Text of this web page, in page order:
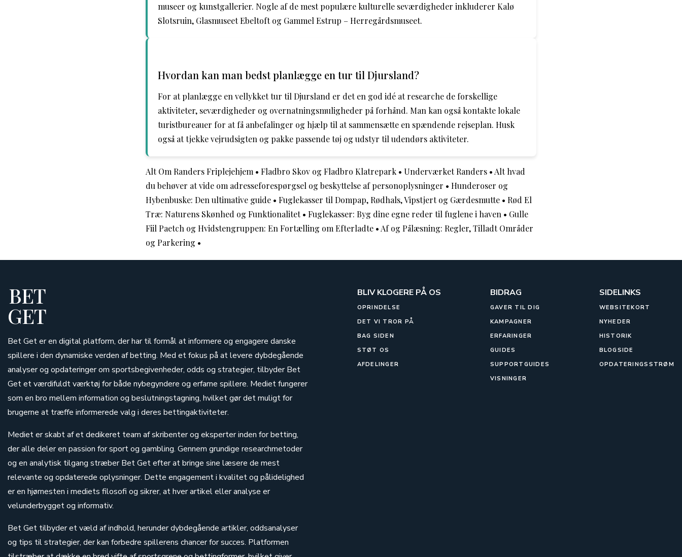
museer og kunstgallerier. Nogle af de mest populære kulturelle seværdigheder inkluderer Kalø
Slotsruin, Glasmuseet Ebeltoft og Gammel Estrup – Herregårdsmuseet.
Hvordan kan man bedst planlægge en tur til Djursland?
For at planlægge en vellykket tur til Djursland er det en god idé at researche de forskellige
aktiviteter, seværdigheder og overnatningsmuligheder på forhånd. Man kan også kontakte lokale
turistbureauer for at få anbefalinger og hjælp til at sammensætte en spændende rejseplan. Husk
også at tjekke vejrudsigten og pakke passende tøj og udstyr til udendørs aktiviteter.
Alt Om Randers Friplejehjem • Fladbro Skov og Fladbro Klatrepark • Underværket Randers • Alt hvad
du behøver at vide om adresseforespørgsel og beskyttelse af personoplysninger • Hunderoser og
Hybenbuske: Den ultimative guide • Fuglekasser til Dompap, Rødhals, Vipstjert og Gærdesmutte • Rød El
Træ: Naturens Skønhed og Funktionalitet• Fuglekasser: Byg dine egne reder til fuglene i haven • Gulle
Fiil Paetch og Hvidstengruppen: En Fortælling om Efterladte • Af og Pålæsning: Regler, Tilladt Områder
og Parkering •
BET
GET
Bet Get er en digital platform, der har til formål at informere og engagere danske
spillere i den dynamiske verden af betting. Med et fokus på at levere dybdegående
analyser og opdateringer om sportsbegivenheder, odds og strategier, tilbyder Bet
Get et værdifuldt værktøj for både nybegyndere og erfarne spillere. Mediet fungerer
som en bro mellem information og beslutningstagning, hvilket gør det muligt for
brugerne at træffe informerede valg i deres bettingaktiviteter.
Mediet er skabt af et dedikeret team af skribenter og eksperter inden for betting,
der alle deler en passion for sport og gambling. Gennem grundige researchmetoder
og en analytisk tilgang stræber Bet Get efter at bringe sine læsere de mest
relevante og opdaterede oplysninger. Dette engagement i kvalitet og pålidelighed
er en hjørnesten i mediets filosofi og sikrer, at hver artikel eller analyse er
velunderbygget og informativ.
Bet Get tilbyder et væld af indhold, herunder dybdegående artikler, oddsanalyser
og tips til strategier, der kan forbedre spillerens chancer for succes. Platformen
BLIV KLOGERE PÅ OS
OPRINDELSE
DET VI TROR PÅ
BAG SIDEN
STØT OS
AFDELINGER
BIDRAG
GAVER TIL DIG
KAMPAGNER
ERFARINGER
GUIDES
SUPPORTGUIDES
VISNINGER
SIDELINKS
WEBSITEKORT
NYHEDER
HISTORIK
BLOGSIDE
OPDATERINGSSTRØM